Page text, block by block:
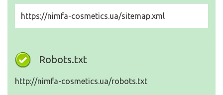
https://nimfa-cosmetics.ua/sitemap.xml
Robots.txt
http://nimfa-cosmetics.ua/robots.txt